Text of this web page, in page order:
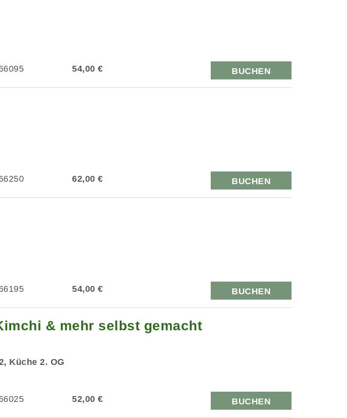
54,00 € BUCHEN
62,00 € BUCHEN
54,00 € BUCHEN
& mehr selbst gemacht
Küche 2. OG
52,00 € BUCHEN